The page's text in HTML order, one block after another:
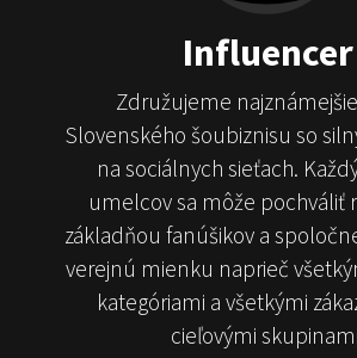
Influencer
Združujeme
Slovenského šoubiznisu so
na sociálnych sieťach.
umelcov sa môže pochváliť
základňou fanúšikov a
verejnú mienku naprieč
kategóriami a všetkými
cieľovými